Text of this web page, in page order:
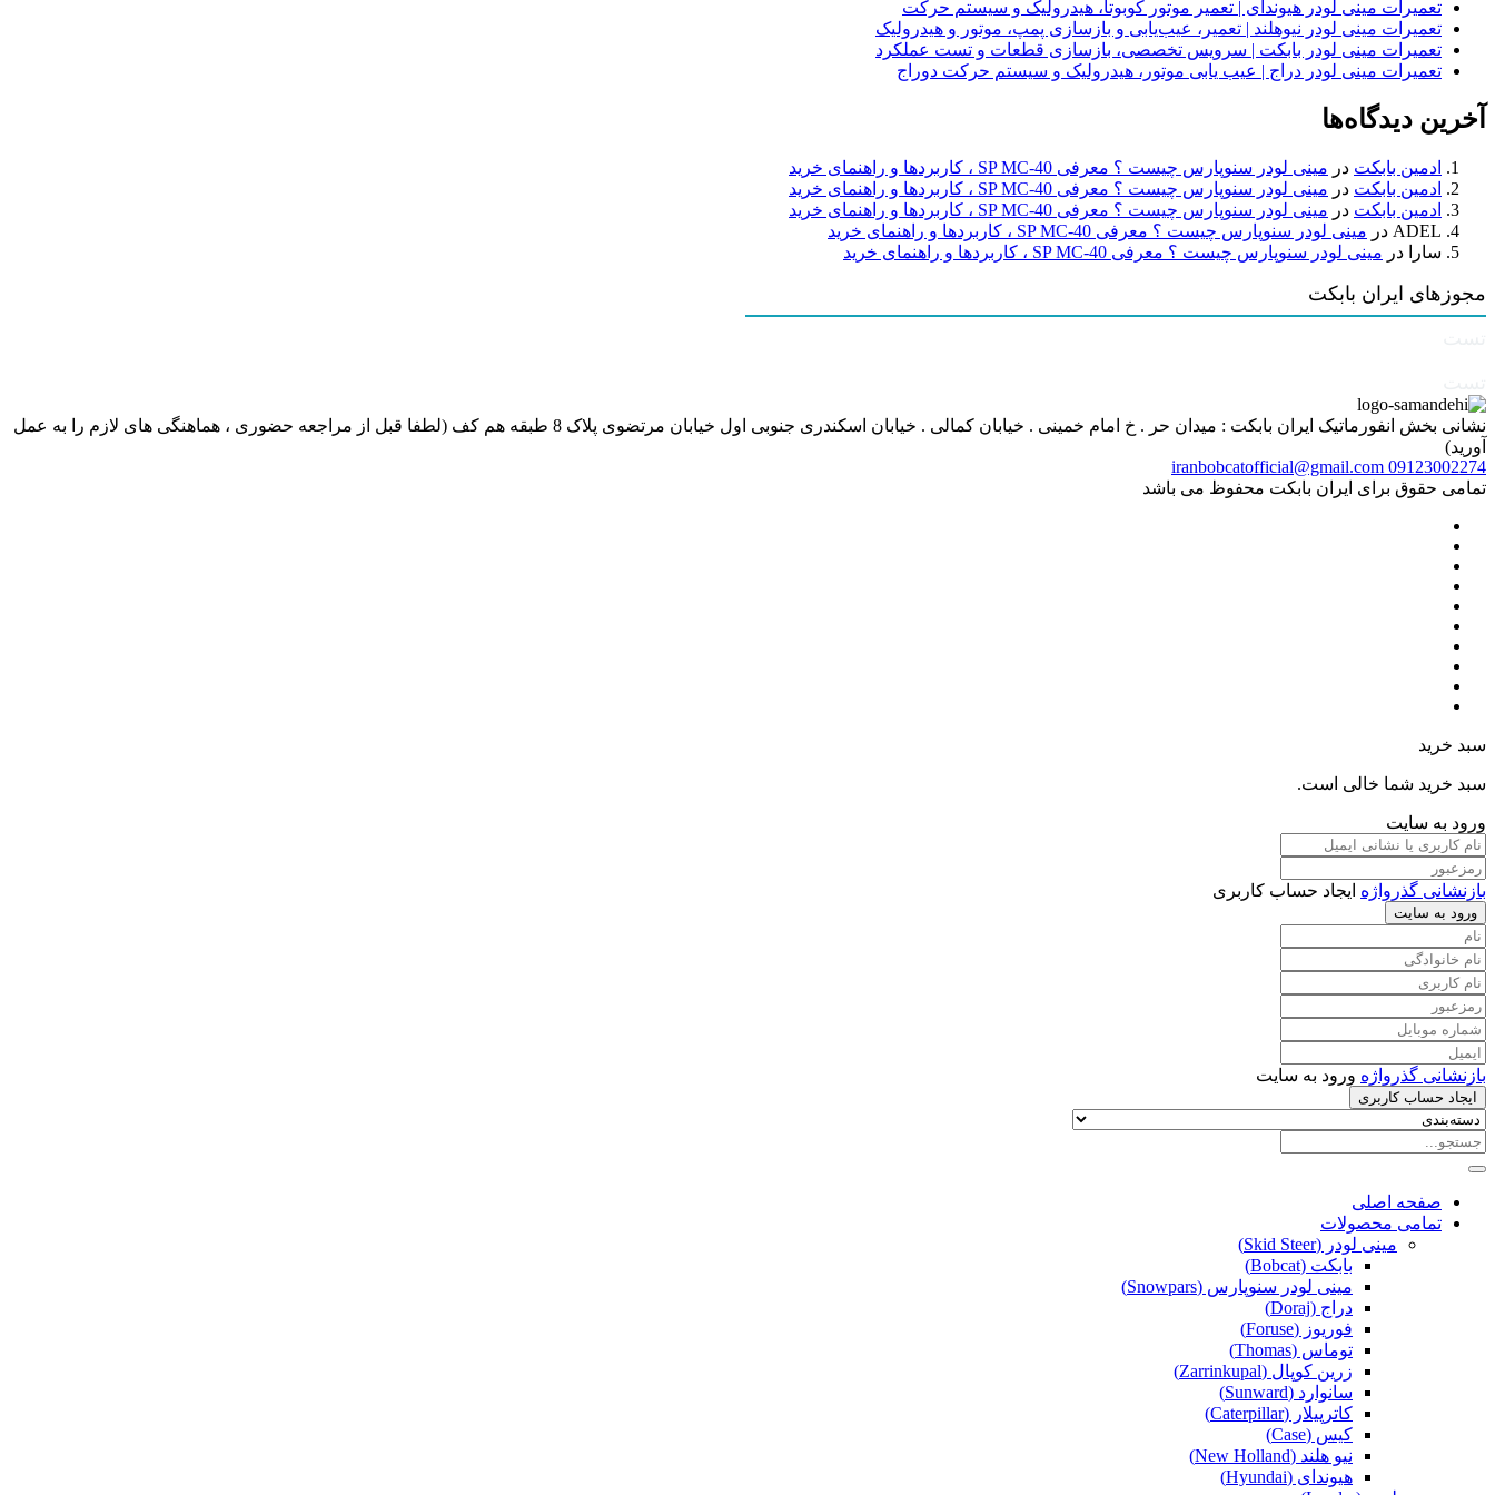
تعمیرات مینی لودر هیوندای | تعمیر موتور کوبوتا، هیدرولیک و سیستم حرکت
تعمیرات مینی لودر نیوهلند | تعمیر، عیب‌یابی و بازسازی پمپ، موتور و هیدرولیک
تعمیرات مینی لودر بابکت | سرویس تخصصی، بازسازی قطعات و تست عملکرد
تعمیرات مینی لودر دراج | عیب یابی موتور، هیدرولیک و سیستم حرکت دوراج
آخرین دیدگاه‌ها
ادمین بابکت در مینی لودر سنوپارس چیست ؟ معرفی SP MC-40 ، کاربردها و راهنمای خرید
ادمین بابکت در مینی لودر سنوپارس چیست ؟ معرفی SP MC-40 ، کاربردها و راهنمای خرید
ادمین بابکت در مینی لودر سنوپارس چیست ؟ معرفی SP MC-40 ، کاربردها و راهنمای خرید
ADEL در مینی لودر سنوپارس چیست ؟ معرفی SP MC-40 ، کاربردها و راهنمای خرید
سارا
در مینی لودر سنوپارس چیست ؟ معرفی SP MC-40 ، کاربردها و راهنمای خرید
مجوزهای ایران بابکت
نشانی بخش انفورماتیک ایران بابکت : میدان حر . خ امام خمینی . خیابان کمالی . خیابان اسکندری جنوبی اول خیابان مرتضوی پلاک 8 طبقه هم کف (لطفا قبل از مراجعه حضوری ، هماهنگی های لازم را به عمل
آورید)
09123002274
iranbobcatofficial@gmail.com
تمامی حقوق برای ایران بابکت محفوظ می باشد
سبد خرید
سبد خرید شما خالی است.
ورود به سایت
بازنشانی گذرواژه ایجاد حساب کاربری
ورود به سایت
بازنشانی گذرواژه ورود به سایت
ایجاد حساب کاربری
صفحه اصلی
تمامی محصولات
مینی لودر (Skid Steer)
بابکت (Bobcat)
مینی لودر سنوپارس (Snowpars)
دراج (Doraj)
فوریوز (Foruse)
توماس (Thomas)
زرین کوپال (Zarrinkupal)
سانوارد (Sunward)
کاترپیلار (Caterpillar)
کیس (Case)
نیو هلند (New Holland)
هیوندای (Hyundai)